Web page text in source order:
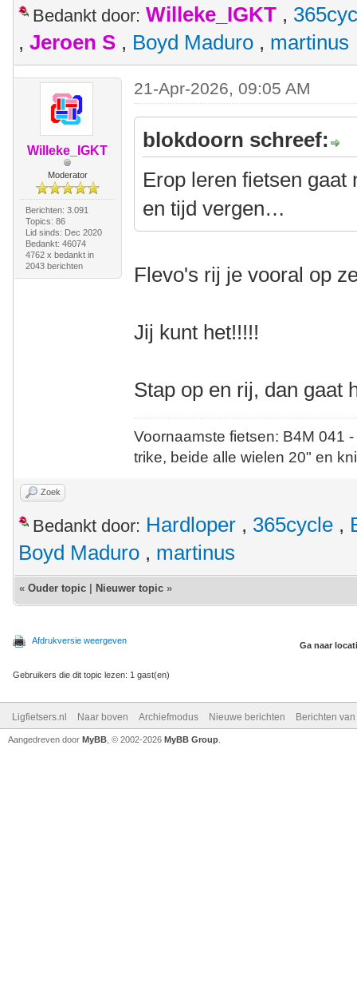
Bedankt door: Willeke_IGKT ,
, Jeroen S , Boyd Maduro , martinus
Willeke_IGKT
Moderator
Berichten: 3.091
Topics: 86
Lid sinds: Dec 2020
Bedankt: 46074
4762 x bedankt in
2043 berichten
21-Apr-2026, 09:05 AM
blokdoorn schreef:
Erop leren fietsen gaat
en tijd vergen…
Flevo's rij je vooral op
Jij kunt het!!!!!
Stap op en rij, dan gaat
Voornaamste fietsen: B4M
trike, beide alle wielen 20" en
Zoek
Bedankt door: Hardloper , 365cycle ,
Boyd Maduro , martinus
« Ouder topic Nieuwer topic »
Afdrukversie weergeven Ga naar
Gebruikers die dit topic lezen: 1 gast(en)
Ligfietsers.nl Naar boven Archiefmodus Nieuwe berichten Berichten
Aangedreven door MyBB , © 2002-2026 MyBB Group